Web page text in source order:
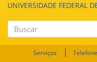
UNIVERSIDADE FEDERAL
Buscar
Serviços